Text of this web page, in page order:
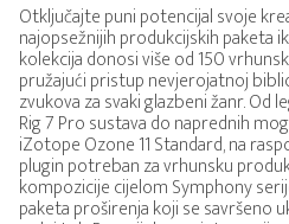
Otključajte puni potencijal svoje
najopsežnijih produkcijskih paketa
kolekcija donosi više od 150
pružajući pristup nevjerojatnoj
zvukova za svaki glazbeni žanr.
Rig 7 Pro sustava do naprednih
iZotope Ozone 11 Standard, na
plugin potreban za vrhunsku
kompozicije cijelom Symphony
paketa proširenja koji se savršeno